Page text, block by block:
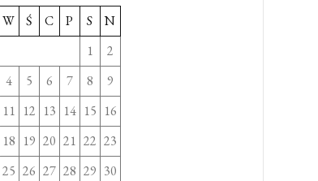
W Ś C P S
N
1
2
4 5 6 7 8
9
11 12 13 14 15 16
18 19 20 21 22 23
25 26 27 28 29 30